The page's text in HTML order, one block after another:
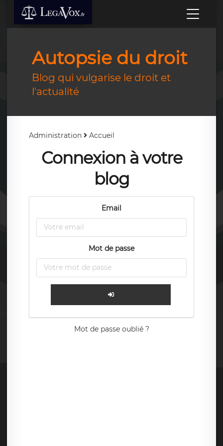
Autopsie du droit
Blog qui vulgarise le droit et
l'actualité
Administration Accueil
Connexion à votre
blog
Email
Mot de passe
Mot de passe oublié ?